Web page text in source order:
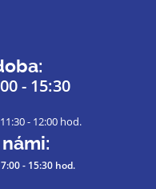
- 15:30
- 12:00 hod.
- 15:30 hod.